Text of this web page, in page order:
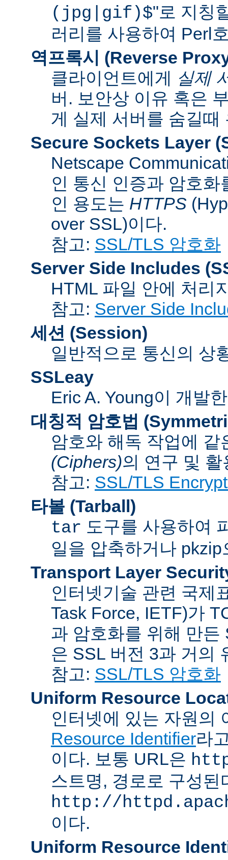
(jpg|gif)$"로 지칭
러리를 사용하여 Perl
역프록시 (Reverse
클라이언트에게 실제
버. 보안상 이유 혹은
게 실제 서버를 숨길때
Secure Sockets Layer
Netscape
인 통신 인증과 암호
인 용도는 HTTPS
over SSL)이다.
참고: SSL/TLS 암호화
Server Side Includes
HTML 파일 안에 처리
참고: Server Side
세션 (Session)
일반적으로 통신의 상
SSLeay
Eric A. Young이 개발
대칭적 암호법
암호와 해독 작업에
(Ciphers)의 연구 및 활
참고: SSL/TLS
타볼 (Tarball)
tar 도구를 사용하여
일을 압축하거나
Transport Layer
인터넷기술 관련 국제
Task Force, IETF)가
과 암호화를 위해 만
은 SSL 버전 3과 거의
참고: SSL/TLS 암호화
Uniform Resource
인터넷에 있는 자원의
Resource Identifier라
이다. 보통 URL은
스트명, 경로로 구성
http://
이다.
Uniform Resource